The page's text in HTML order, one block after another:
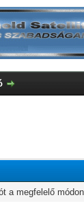
megfelelő